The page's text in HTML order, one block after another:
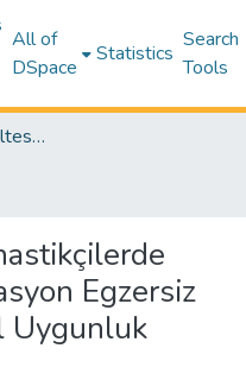
All of
DSpace
Statistics
Search
Tools
06 Sağlık Bilimleri Fakültesi (Faculty of Health Sciences)
Egzersiz
Uygunluk